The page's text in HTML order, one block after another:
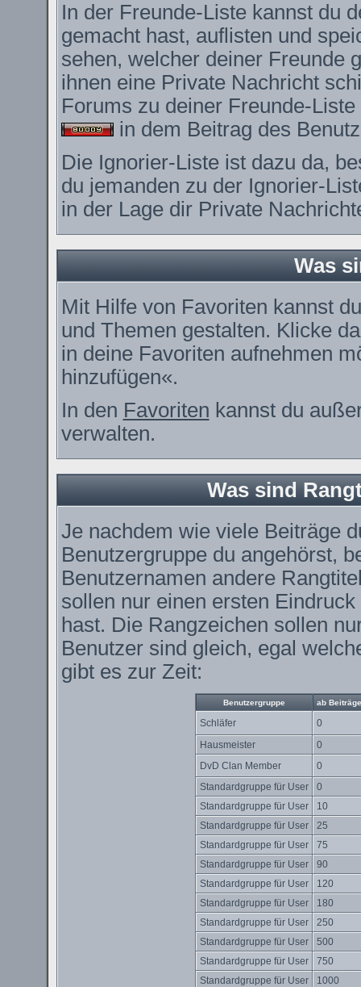
In der Freunde-Liste kannst du
gemacht hast, auflisten und
sehen, welcher deiner Freunde
ihnen eine Private Nachricht
Forums zu deiner Freunde-
in dem Beitrag des
Die Ignorier-Liste ist dazu da,
du jemanden zu der Ignorier-
in der Lage dir Private
Was
Mit Hilfe von Favoriten kannst
und Themen gestalten. Klicke
in deine Favoriten aufnehmen
hinzufügen«.
In den Favoriten kannst du
verwalten.
Was sind
Je nachdem wie viele Beiträge
Benutzergruppe du angehörst,
Benutzernamen andere
sollen nur einen ersten
hast. Die Rangzeichen sollen
Benutzer sind gleich, egal
gibt es zur Zeit:
Benutzergruppe ab Beiträge
Schläfer
0
Hausmeister
0
DvD Clan Member
0
Standardgruppe für User
0
Standardgruppe für User
10
Standardgruppe für User
25
Standardgruppe für User
75
Standardgruppe für User
90
Standardgruppe für User
120
Standardgruppe für User
180
Standardgruppe für User
250
Standardgruppe für User
500
Standardgruppe für User
750
Standardgruppe für User
1000